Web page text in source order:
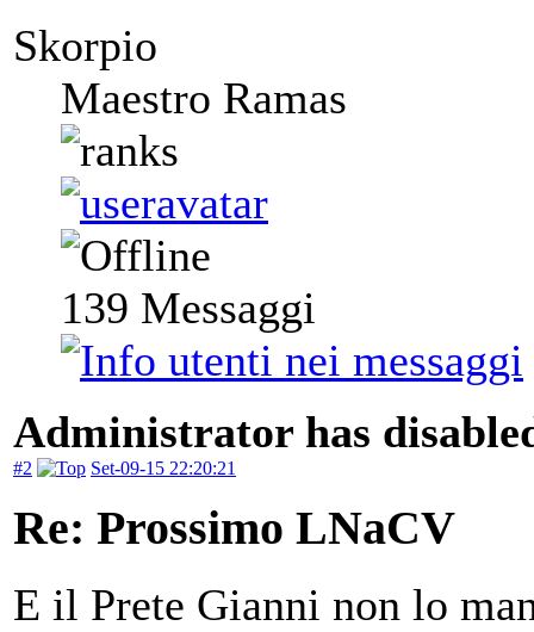
Skorpio
Maestro Ramas
139 Messaggi
Administrator has
#2 Set-09-15 22:20:21
Re: Prossimo LNaCV
E il Prete Gianni non lo